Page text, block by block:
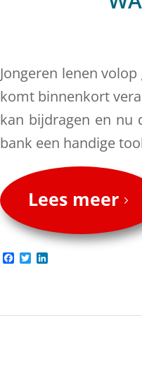
Jongeren lenen
komt binnenkort
kan bijdragen en nu
bank een handige
Lees meer
Facebook
Twitter